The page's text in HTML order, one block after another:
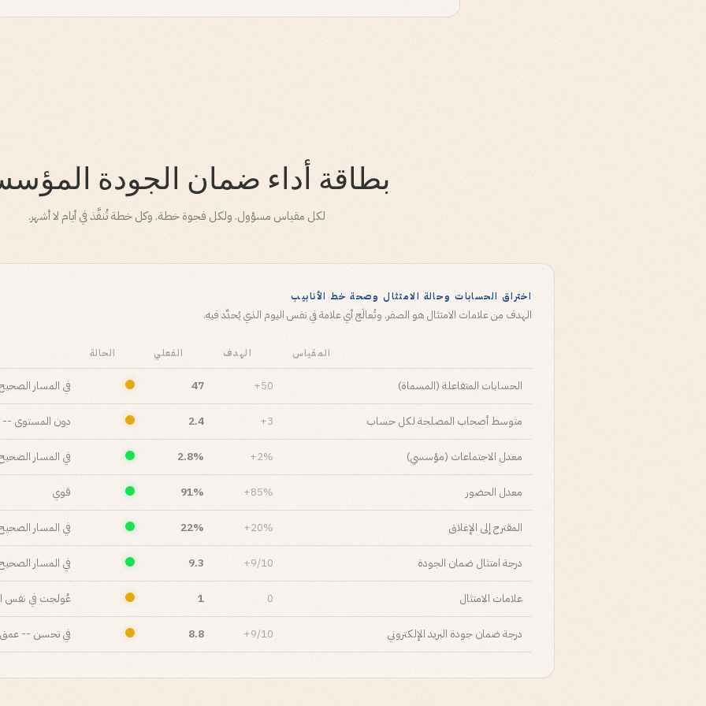
بطاقة أداء ضمان الجودة
لكل مقياس مسؤول. ولكل فجوة خطة. وكل خطة تُنفَّذ في أيام لا أشهر.
اختراق الحسابات وحالة الامتثال وصحة خط الأنابيب
الهدف من علامات الامتثال هو الصفر. وتُعالَج أي علامة في نفس اليوم الذي يُحدَّد فيه.
المقياس الهدف الفعلي الحالة
الحسابات المتفاعلة (المسماة) 50+
47 في المسار
متوسط أصحاب المصلحة لكل حساب 3+
2.4 دون المستوى --
معدل الاجتماعات (مؤسسي) 2%+
2.8% في المسار
معدل الحضور 85%+
91% قوي
المقترح إلى الإغلاق 20%+
22% في المسار
درجة امتثال ضمان الجودة 9/10+
9.3 في المسار
علامات الامتثال 0
1 عُولجت في نفس
درجة ضمان جودة البريد الإلكتروني 9/10+
8.8 في تحسن --